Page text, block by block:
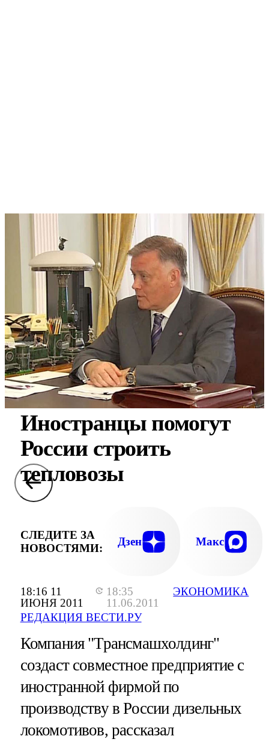
18:16 11
ИЮНЯ 2011
18:35
11.06.2011
РЕДАКЦИЯ ВЕСТИ.РУ
ЭКОНОМИКА
Иностранцы помогут
России строить
тепловозы
СЛЕДИТЕ ЗА
НОВОСТЯМИ:
Дзен Макс
Компания "Трансмашхолдинг"
создаст совместное предприятие с
иностранной фирмой по
производству в России дизельных
локомотивов, рассказал